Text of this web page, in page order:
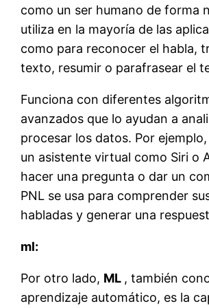
como un ser humano de forma
utiliza en la mayoría de las
como para reconocer el habla,
texto, resumir o parafrasear el
Funciona con diferentes
avanzados que lo ayudan a
procesar los datos. Por
un asistente virtual como Siri o
hacer una pregunta o dar un
PNL se usa para comprender
habladas y generar una
ml:
Por otro lado, ML , también
aprendizaje automático, es la